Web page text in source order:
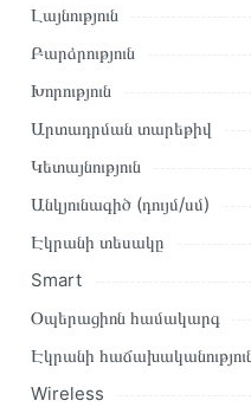
Այս ապրանքը գնելու
զամբյուղին»
կամ սեղմեք
Կարող եք նաև պատվիրել՝
կոնտակտային համարներին։
Կայքում տվյալ ապրանքի՝
QE50QN90CAUXRU
Լայնություն
Բարձրություն
Խորություն
Արտադրման տարեթիվ
Կետայնություն
Անկյունագիծ (դույմ/սմ)
Էկրանի տեսակը
Smart
Օպերացիոն համակարգ
Էկրանի
Wireless